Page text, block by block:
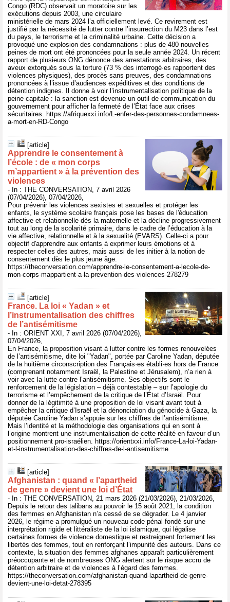
Congo (RDC) observait un moratoire sur les
exécutions depuis 2003, une circulaire
ministérielle de mars 2024 l’a officiellement levé. Ce revirement est
justifié par la nécessité de lutter contre l’insurrection du M23 dans l’est
du pays, le terrorisme et la criminalité urbaine. Cette décision a
provoqué une explosion des condamnations : plus de 480 nouvelles
peines de mort ont été prononcées pour la seule année 2024. Un récent
rapport de plusieurs ONG dénonce des arrestations arbitraires, des
aveux extorqués sous la torture (73 % des interrogé·es rapportent des
violences physiques), des procès sans preuves, des condamnations
prononcées à l’issue d’audiences expéditives et des conditions de
détention indignes. Il donne à voir l’instrumentalisation politique de la
peine capitale : la sanction est devenue un outil de communication du
gouvernement pour afficher la fermeté de l’État face aux crises
sécuritaires. https://afriquexxi.info/L-enfer-des-personnes-condamnees-
a-mort-en-RD-Congo
[article]
Apprendre le consentement à
l’école : de « mon corps
m’appartient » à la prévention des
violences
- In : THE CONVERSATION, 7 avril 2026
(07/04/2026), 07/04/2026,
Pour prévenir les violences sexistes et sexuelles et protéger les
enfants, le système scolaire français pose les bases de l'éducation
affective et relationnelle dès la maternelle et la décline progressivement
tout au long de la scolarité primaire, dans le cadre de l’éducation à la
vie affective, relationnelle et à la sexualité (EVARS). Celle-ci a pour
objectif d'apprendre aux enfants à exprimer leurs émotions et à
respecter celles des autres, mais aussi de les initier à la notion de
consentement dès le plus jeune âge.
https://theconversation.com/apprendre-le-consentement-a-lecole-de-
mon-corps-mappartient-a-la-prevention-des-violences-278279
[article]
France. La loi « Yadan » et
l’instrumentalisation des chiffres
de l’antisémitisme
- In : ORIENT XXI, 7 avril 2026 (07/04/2026),
07/04/2026,
En France, la proposition visant à lutter contre les formes renouvelées
de l’antisémitisme, dite loi "Yadan", portée par Caroline Yadan, députée
de la huitième circonscription des Français·es établi·es hors de France
(comprenant notamment Israël, la Palestine et Jérusalem), n’a rien à
voir avec la lutte contre l’antisémitisme. Ses objectifs sont le
renforcement de la législation – déjà contestable – sur l’apologie du
terrorisme et l’empêchement de la critique de l’État d’Israël. Pour
donner de la légitimité à une proposition de loi visant avant tout à
empêcher la critique d’Israël et la dénonciation du génocide à Gaza, la
députée Caroline Yadan s’appuie sur les chiffres de l’antisémitisme.
Mais l’identité et la méthodologie des organisations qui en sont à
l’origine montrent une instrumentalisation de cette réalité en faveur d’un
positionnement pro-israélien. https://orientxxi.info/France-La-loi-Yadan-
et-l-instrumentalisation-des-chiffres-de-l-antisemitisme
[article]
Afghanistan : quand « l’apartheid
de genre » devient une loi d’État
- In : THE CONVERSATION, 21 mars 2026 (21/03/2026), 21/03/2026,
Depuis le retour des talibans au pouvoir le 15 août 2021, la condition
des femmes en Afghanistan n’a cessé de se dégrader. Le 4 janvier
2026, le régime a promulgué un nouveau code pénal fondé sur une
interprétation rigide et littéraliste de la loi islamique, qui légalise
certaines formes de violence domestique et restreignent fortement les
libertés des femmes, tout en renforçant l’impunité des auteurs. Dans ce
contexte, la situation des femmes afghanes apparaît particulièrement
préoccupante et de nombreuses ONG alertent sur le risque accru de
détention arbitraire et de violences à l’égard des femmes.
https://theconversation.com/afghanistan-quand-lapartheid-de-genre-
devient-une-loi-detat-278395